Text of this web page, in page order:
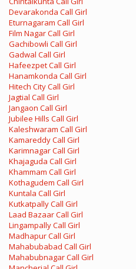
Devarakonda Call Girl
Eturnagaram Call Girl
Film Nagar Call Girl
Gachibowli Call Girl
Gadwal Call Girl
Hafeezpet Call Girl
Hanamkonda Call Girl
Hitech City Call Girl
Jagtial Call Girl
Jangaon Call Girl
Jubilee Hills Call Girl
Kaleshwaram Call Girl
Kamareddy Call Girl
Karimnagar Call Girl
Khajaguda Call Girl
Khammam Call Girl
Kothagudem Call Girl
Kuntala Call Girl
Kutkatpally Call Girl
Laad Bazaar Call Girl
Lingampally Call Girl
Madhapur Call Girl
Mahabubabad Call Girl
Mahabubnagar Call Girl